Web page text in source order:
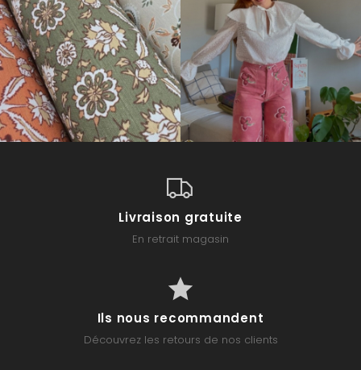
Livraison gratuite
En retrait magasin
Ils nous recommandent
Découvrez les retours de nos clients